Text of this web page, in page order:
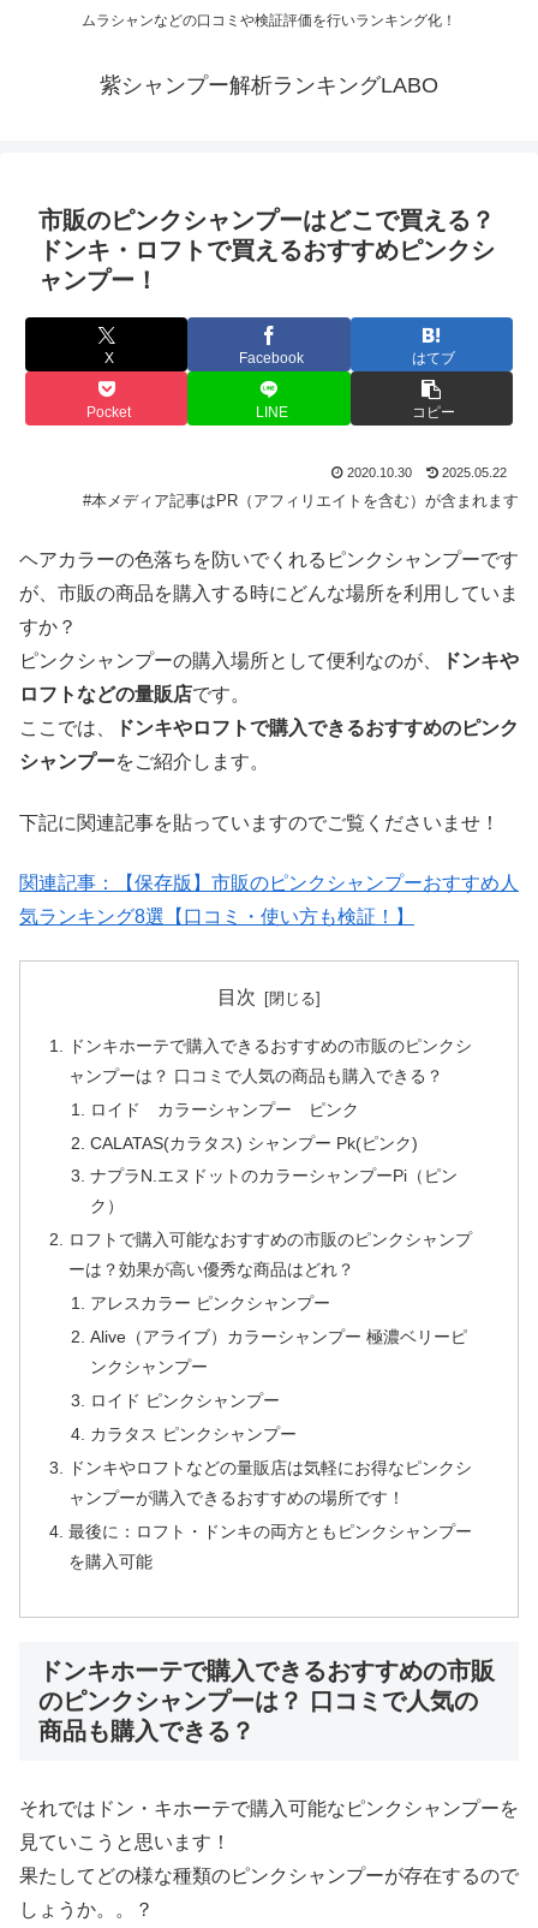
ムラシャンなどの口コミや検証評価を行いランキング化！
紫シャンプー解析ランキングLABO
市販のピンクシャンプーはどこで買える？
ドンキ・ロフトで買えるおすすめピンクシ
ャンプー！
X Facebook はてブ
Pocket LINE コピー
2020.10.30 2025.05.22
#本メディア記事はPR（アフィリエイトを含む）が含まれます
ヘアカラーの色落ちを防いでくれるピンクシャンプーです
が、市販の商品を購入する時にどんな場所を利用していま
すか？
ピンクシャンプーの購入場所として便利なのが、
ドンキや
ロフトなどの量販店です。
ここでは、
ドンキやロフトで購入できるおすすめのピンク
シャンプーをご紹介します。
下記に関連記事を貼っていますのでご覧くださいませ！
関連記事：
【保存版】市販のピンクシャンプーおすすめ人
気ランキング8選【口コミ・使い方も検証！】
目次
ドンキホーテで購入できるおすすめの市販のピンクシ
ャンプーは？ 口コミで人気の商品も購入できる？
ロイド カラーシャンプー ピンク
CALATAS(カラタス) シャンプー Pk(ピンク)
ナプラN.エヌドットのカラーシャンプーPi（ピン
ク）
ロフトで購入可能なおすすめの市販のピンクシャンプ
ーは？効果が高い優秀な商品はどれ？
アレスカラー ピンクシャンプー
Alive（アライブ）カラーシャンプー 極濃ベリーピ
ンクシャンプー
ロイド ピンクシャンプー
カラタス ピンクシャンプー
ドンキやロフトなどの量販店は気軽にお得なピンクシ
ャンプーが購入できるおすすめの場所です！
最後に：ロフト・ドンキの両方ともピンクシャンプー
を購入可能
ドンキホーテで購入できるおすすめの市販
のピンクシャンプーは？ 口コミで人気の
商品も購入できる？
それではドン・キホーテで購入可能なピンクシャンプーを
見ていこうと思います！
果たしてどの様な種類のピンクシャンプーが存在するので
しょうか。。？